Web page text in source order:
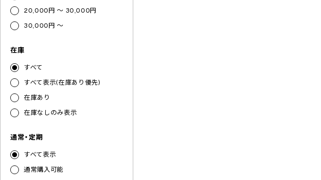
20,000円 ～ 30,000円
30,000円 ～
在庫
すべて
すべて表示(在庫あり優先)
在庫あり
在庫なしのみ表示
通常・定期
すべて表示
通常購入可能